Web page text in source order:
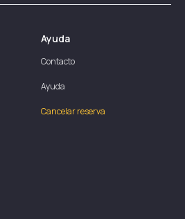
Ayuda
Contacto
Ayuda
Cancelar reserva